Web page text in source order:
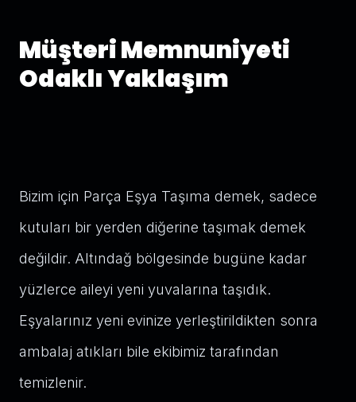
Müşteri Memnuniyeti
Odaklı Yaklaşım
Bizim için Parça Eşya Taşıma demek, sadece
kutuları bir yerden diğerine taşımak demek
değildir. Altındağ bölgesinde bugüne kadar
yüzlerce aileyi yeni yuvalarına taşıdık.
Eşyalarınız yeni evinize yerleştirildikten sonra
ambalaj atıkları bile ekibimiz tarafından
temizlenir.